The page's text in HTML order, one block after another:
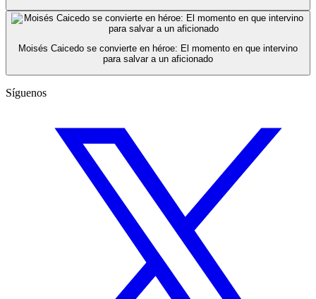
Moisés Caicedo se convierte en héroe: El momento en que intervino
para salvar a un aficionado
Síguenos